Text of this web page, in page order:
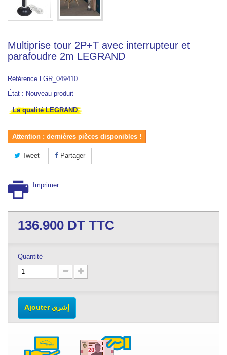
Multiprise tour 2P+T avec interrupteur et
parafoudre 2m LEGRAND
Référence LGR_049410
État : Nouveau produit
La qualité LEGRAND
Attention : dernières pièces disponibles !
Tweet Partager
Imprimer
136.900 DT TTC
Quantité
Ajouter إشري